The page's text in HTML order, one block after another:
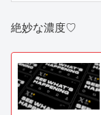
絶妙な濃度♡